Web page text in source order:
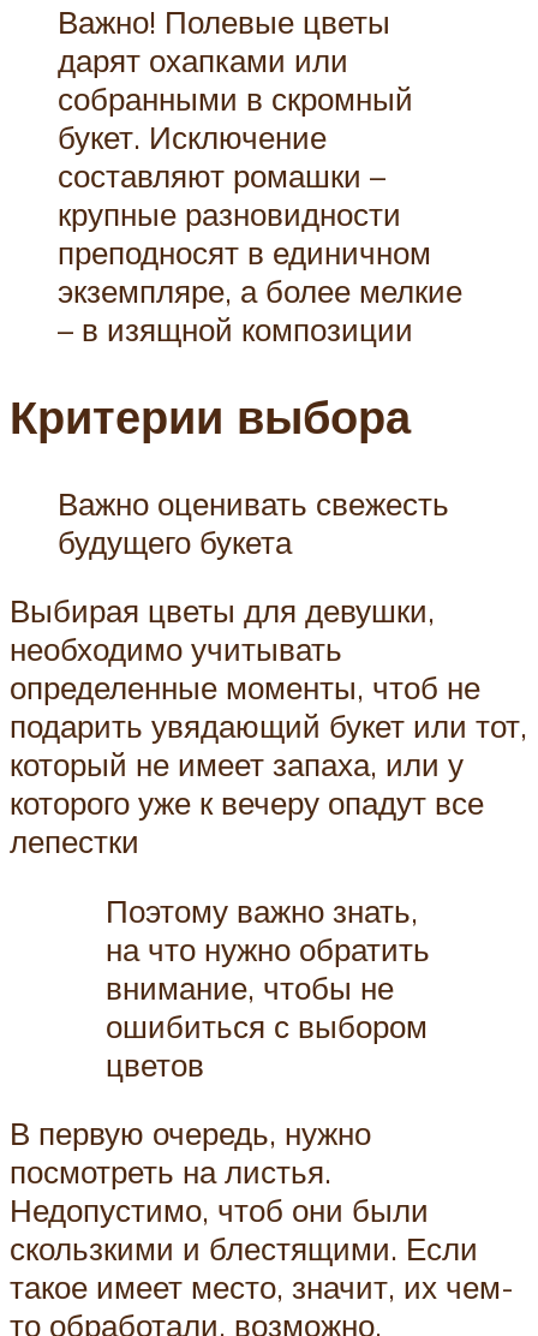
Важно! Полевые цветы
дарят охапками или
собранными в скромный
букет. Исключение
составляют ромашки –
крупные разновидности
преподносят в единичном
экземпляре, а более мелкие
– в изящной композиции
Критерии выбора
Важно оценивать свежесть
будущего букета
Выбирая цветы для девушки,
необходимо учитывать
определенные моменты, чтоб не
подарить увядающий букет или тот,
который не имеет запаха, или у
которого уже к вечеру опадут все
лепестки
Поэтому важно знать,
на что нужно обратить
внимание, чтобы не
ошибиться с выбором
цветов
В первую очередь, нужно
посмотреть на листья.
Недопустимо, чтоб они были
скользкими и блестящими. Если
такое имеет место, значит, их чем-
то обработали, возможно,